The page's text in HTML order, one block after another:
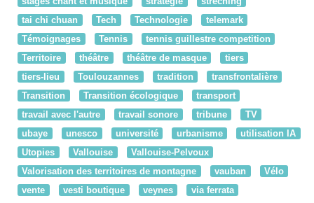
tai chi chuan
Tech Technologie
telemark
Témoignages
Tennis
tennis guillestre competition
Territoire
théâtre théâtre de masque
tiers
tiers-lieu
Toulouzannes tradition
transfrontalière
Transition
Transition écologique
transport
travail avec l'autre
travail sonore tribune
TV
ubaye
unesco université urbanisme
utilisation IA
Utopies
Vallouise
Vallouise-Pelvoux
Valorisation des territoires de montagne
vauban
Vélo
vente
vesti boutique veynes
via ferrata